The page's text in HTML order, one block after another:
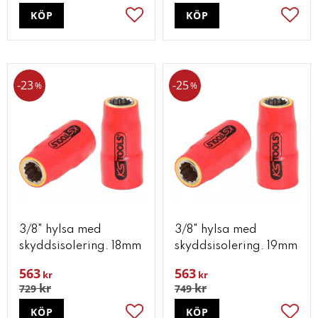
Lägg till i favoriter
KÖP KÖP
3/8" hylsa med
skyddsisolering. 18mm
563 kr
729kr
23%
KÖP
3/8" hylsa med
skyddsisolering. 19mm
563 kr
749kr
25%
KÖP